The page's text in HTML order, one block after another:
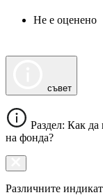
Не е оценено
съвет
Раздел: Как да
на фонда?
Различните